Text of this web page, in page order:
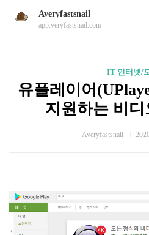
Averyfastsnail
app.veryfastsnail.com
IT 인터넷/
유플레이어
지원하는 비디
Averyfastsnail